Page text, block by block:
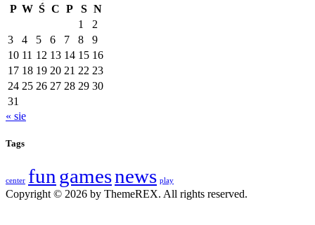
P W Ś C P S N
1
2
3
4 5 6 7 8
9
10 11 12 13 14 15 16
17 18 19 20 21 22 23
24 25 26 27 28 29 30
31
« sie
Tags
center fun gamesnews play
Copyright © 2026 by ThemeREX. All rights reserved.